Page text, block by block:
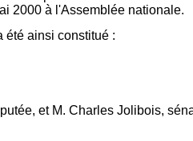
2000 à l'Assemblée nationale.
été ainsi constitué :
et M. Charles Jolibois,